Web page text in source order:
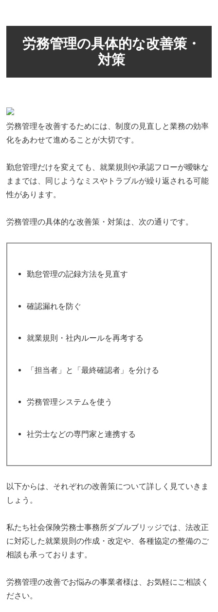
労務管理の具体的な改善策・
対策
労務管理を改善するためには、制度の見直しと業務の効率
化をあわせて進めることが大切です。
勤怠管理だけを変えても、就業規則や承認フローが曖昧な
ままでは、同じようなミスやトラブルが繰り返される可能
性があります。
労務管理の具体的な改善策・対策は、次の通りです。
勤怠管理の記録方法を見直す
確認漏れを防ぐ
就業規則・社内ルールを再考する
「担当者」と「最終確認者」を分ける
労務管理システムを使う
社労士などの専門家と連携する
以下からは、それぞれの改善策について詳しく見ていきま
しょう。
私たち社会保険労務士事務所ダブルブリッジでは、法改正
に対応した就業規則の作成・改定や、各種協定の整備のご
相談も承っております。
労務管理の改善でお悩みの事業者様は、お気軽にご相談く
ださい。